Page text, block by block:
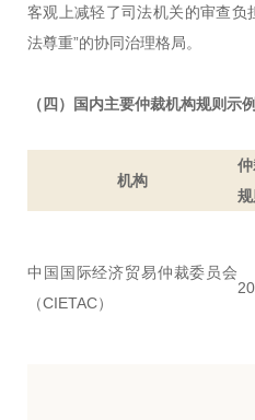
客观上减轻了司法机关的审查负
法尊重”的协同治理格局。
（四） 国内主要仲裁机构规则示例
机构
中国国际经济贸易仲裁委员会
（CIETAC）